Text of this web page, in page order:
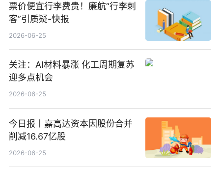
票价便宜行李费贵！廉航“行李刺
客”引质疑-快报
2026-06-25
关注：AI材料暴涨 化工周期复苏
迎多点机会
2026-06-25
今日报丨嘉高达资本因股份合并
削减16.67亿股
2026-06-25